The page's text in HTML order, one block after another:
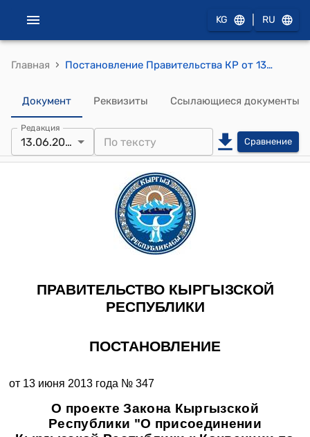
KG RU
Главная › Постановление Правительства КР от 13 июня 2013 года № 347 "О проекте Закона Кыргызской Республики "О присоединении Кыргызской Республики к Конвенции по сохранению мигрирующих видов диких животных, подписанной 23 июня 1979 года в городе Бонн"
Документ Реквизиты Ссылающиеся документы
Редакция
13.06.2013 Сравнение